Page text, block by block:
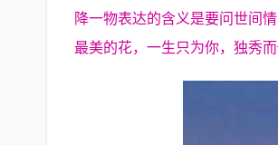
降一物表达的含义是要问世间
最美的花，一生只为你，独秀